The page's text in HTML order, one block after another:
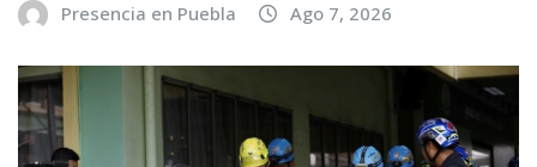
Presencia en Puebla Ago 7, 2026